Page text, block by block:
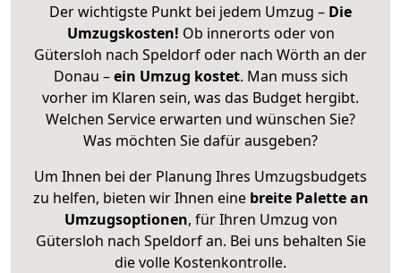
Der wichtigste Punkt bei jedem Umzug – Die
Umzugskosten! Ob innerorts oder von
Gütersloh nach Speldorf oder nach Wörth an der
Donau –ein Umzug kostet. Man muss sich
vorher im Klaren sein, was das Budget hergibt.
Welchen Service erwarten und wünschen Sie?
Was möchten Sie dafür ausgeben?
Um Ihnen bei der Planung Ihres Umzugsbudgets
zu helfen, bieten wir Ihnen eine breite Palette an
Umzugsoptionen, für Ihren Umzug von
Gütersloh nach Speldorf an. Bei uns behalten Sie
die volle Kostenkontrolle.